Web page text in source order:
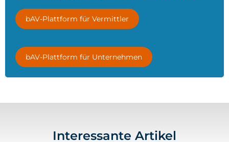
bAV-Plattform für Vermittler
bAV-Plattform für Unternehmen
Interessante Artikel